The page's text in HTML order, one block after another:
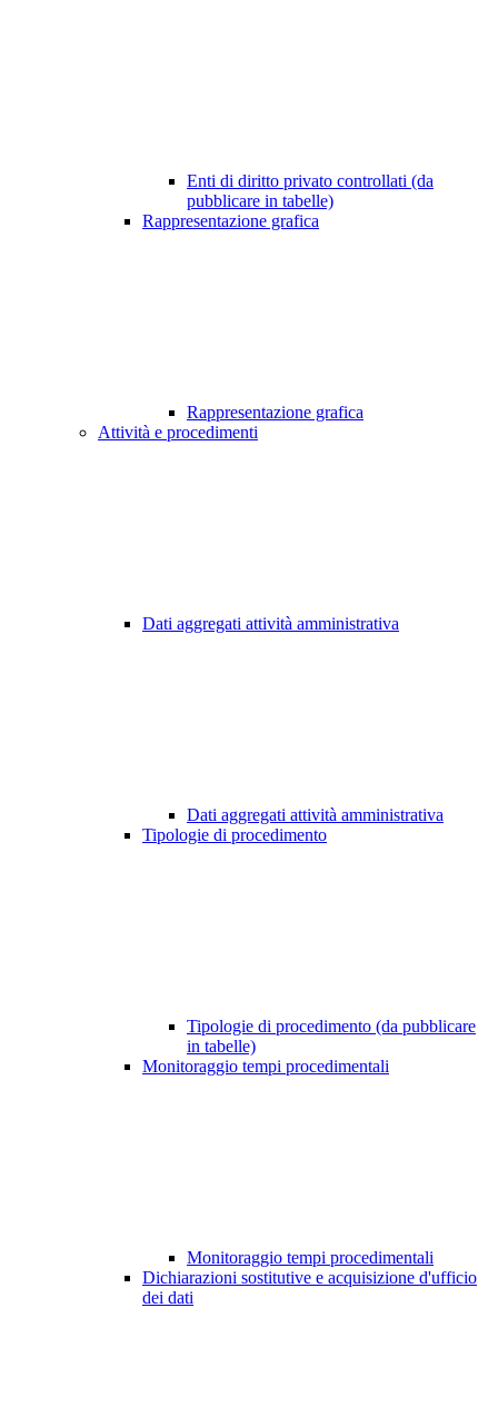
Enti di diritto privato controllati (da
pubblicare in tabelle)
Rappresentazione grafica
Rappresentazione grafica
Attività e procedimenti
Dati aggregati attività amministrativa
Dati aggregati attività amministrativa
Tipologie di procedimento
Tipologie di procedimento (da pubblicare
in tabelle)
Monitoraggio tempi procedimentali
Monitoraggio tempi procedimentali
Dichiarazioni sostitutive e acquisizione d'ufficio
dei dati